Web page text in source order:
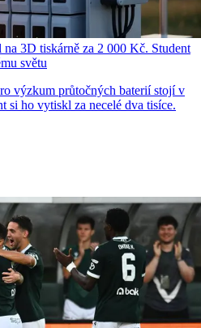
3D tiskárně za 2 000 Kč. Student
světu
výzkum průtočných baterií stojí v
si ho vytiskl za necelé dva tisíce.